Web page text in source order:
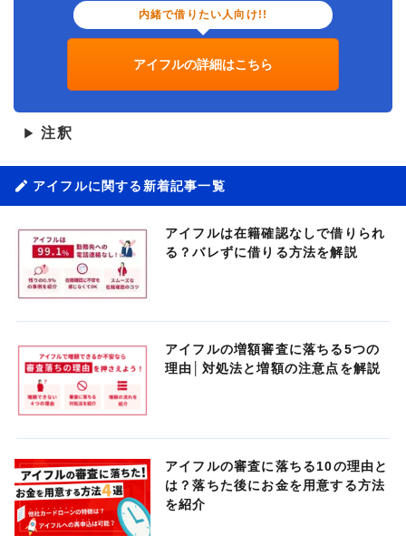
内緒で借りたい人向け!!
アイフルの詳細はこちら
▶ 注釈
アイフルに関する新着記事一覧
アイフルは在籍確認なしで借りられ
る？バレずに借りる方法を解説
アイフルの増額審査に落ちる5つの
理由│対処法と増額の注意点を解説
アイフルの審査に落ちる10の理由と
は？落ちた後にお金を用意する方法
を紹介